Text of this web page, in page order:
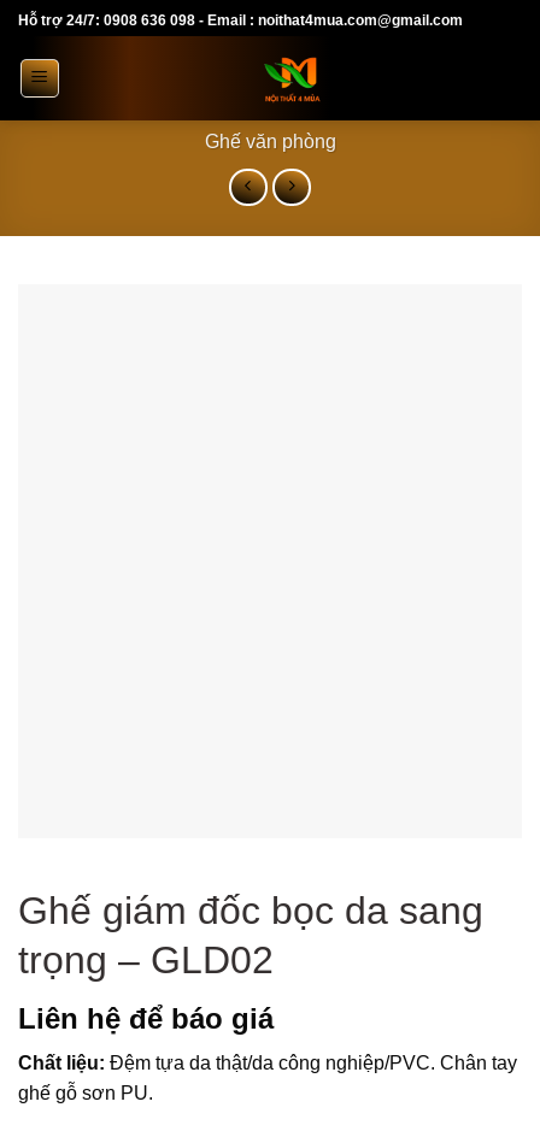
Skip
content
Hỗ trợ 24/7: 0908 636 098 - Email : noithat4mua.com@gmail.com
Ghế văn phòng
Ghế giám đốc bọc da sang
trọng – GLD02
Liên hệ để báo giá
Chất liệu: Đệm tựa da thật/da công nghiệp/PVC. Chân tay
ghế gỗ sơn PU.